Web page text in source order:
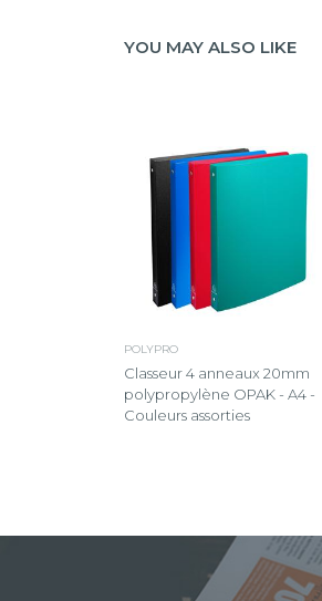
YOU MAY ALSO LIKE
POLYPRO
Classeur 4 anneaux 20mm
polypropylène OPAK - A4 -
Couleurs assorties